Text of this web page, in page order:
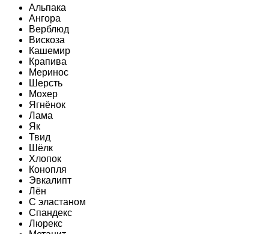
Альпака
Ангора
Верблюд
Вискоза
Кашемир
Крапива
Меринос
Шерсть
Мохер
Ягнёнок
Лама
Як
Твид
Шёлк
Хлопок
Конопля
Эвкалипт
Лён
C эластаном
Спандекс
Люрекс